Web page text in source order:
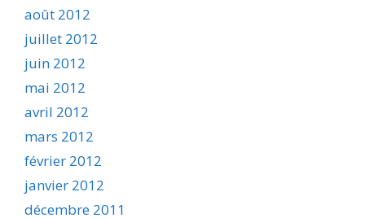
août 2012
juillet 2012
juin 2012
mai 2012
avril 2012
mars 2012
février 2012
janvier 2012
décembre 2011